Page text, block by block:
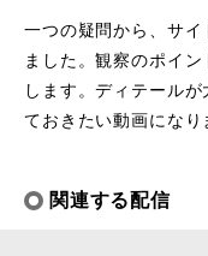
一つの疑問から、サイ
ました。観察のポイ
します。ディテール
ておきたい動画になり
関連する配信